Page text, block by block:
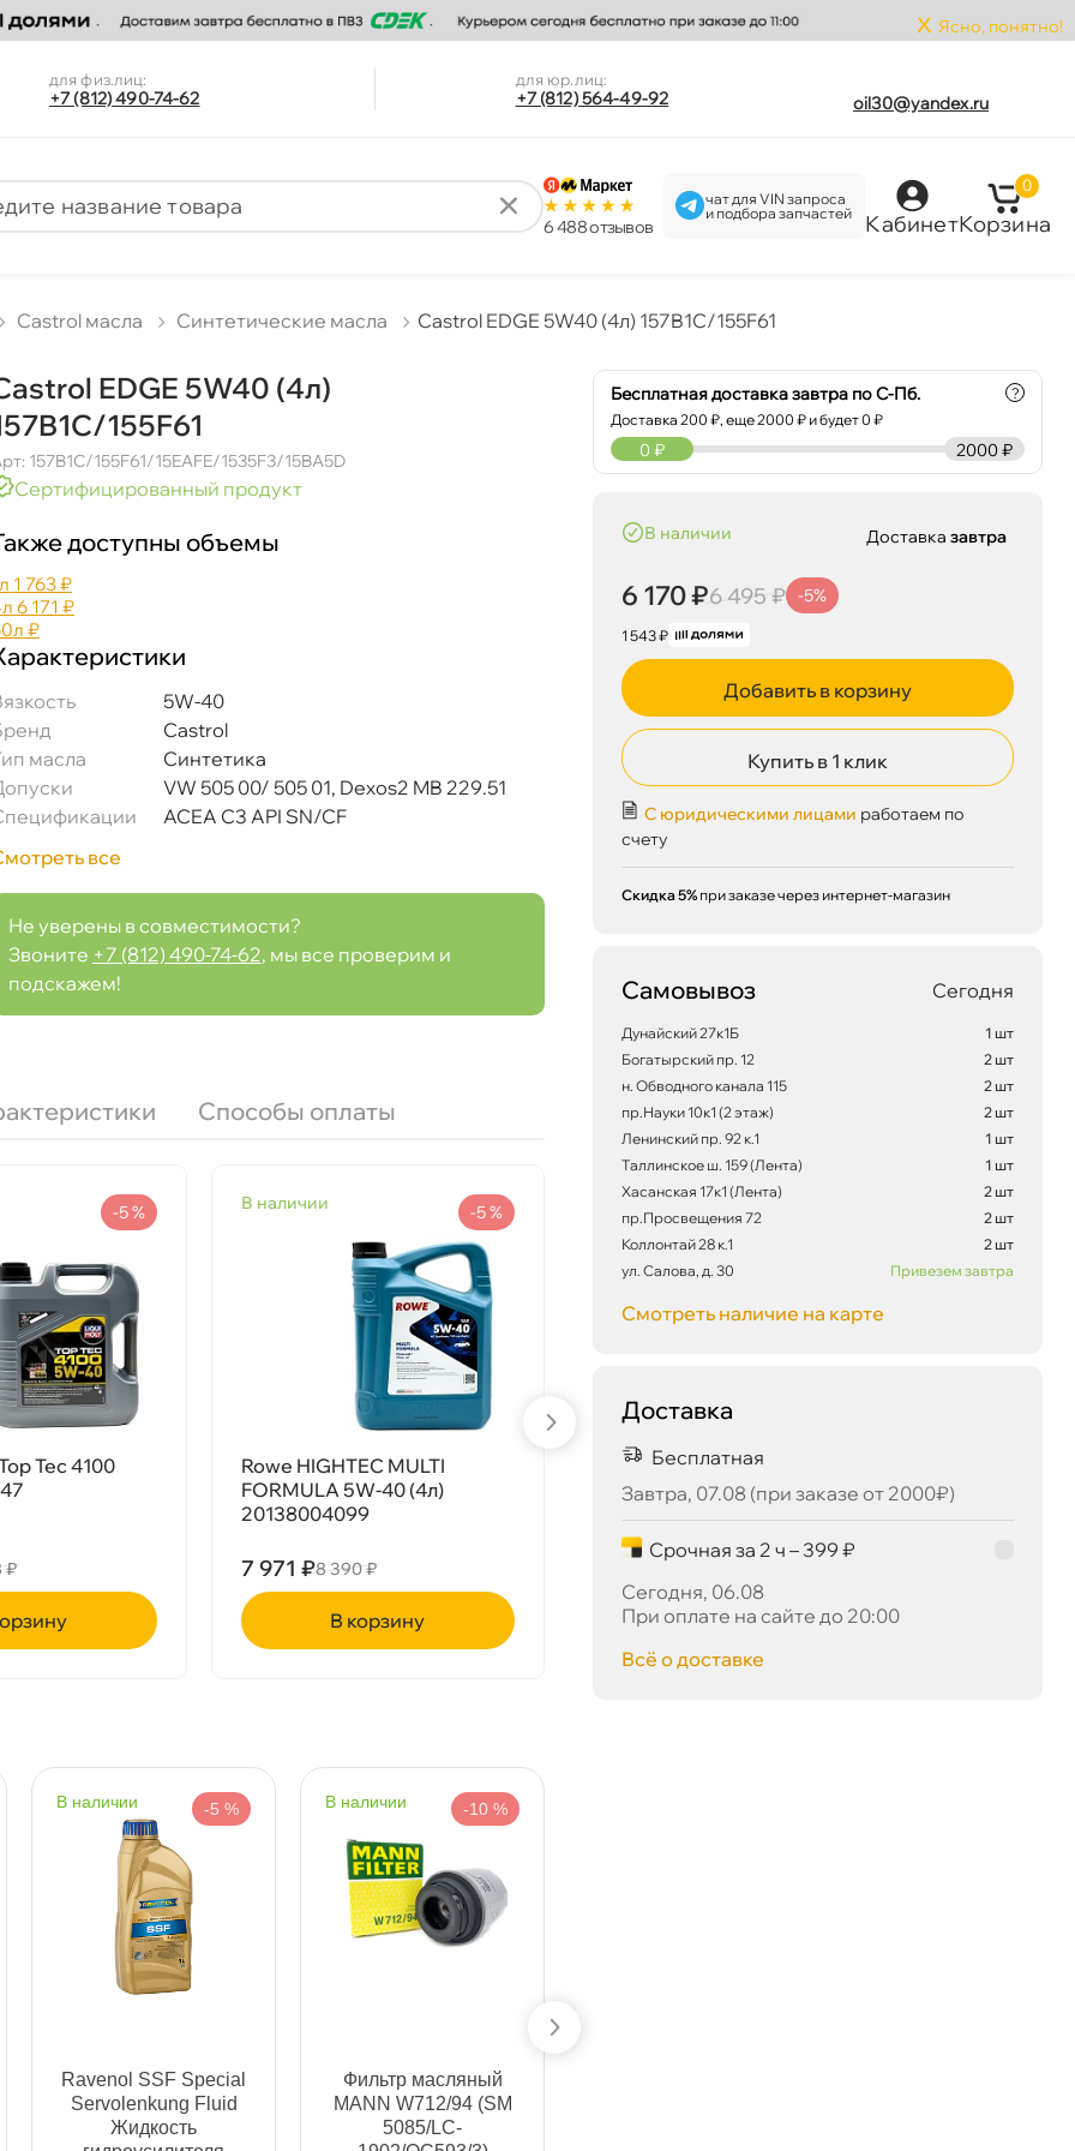
x Ясно, понятно!
для физ.лиц:
+7 (812) 490-74-62
для юр.лиц:
+7 (812) 564-49-92 oil30@yandex.ru
6 488 отзыво
чат для VIN запроса
и подбора запчастей
Кабинет
0
Корзина
Castrol масла Синтетические масла Castrol EDGE 5W40 (4л) 157B1C/155F61
EDGE 5W40 (4л)
155F61
157B1C/155F61/15EAFE/1535F3/15BA5D
Сертифицированный продукт
доступны объемы
1 763 ₽
6 171 ₽
₽
5W-40
Castrol
масла
Синтетика
VW 505 00/ 505 01, Dexos2 MB 229.51
ACEA C3 API SN/CF
все
Не уверены в совместимости?
Звоните +7 (812) 490-74-62, мы все проверим и
подскажем!
Способы оплаты
Tec 4100
-5 %
₽
Rowe HIGHTEC MULTI
FORMULA 5W-40 (4л)
20138004099
наличии
7 971 ₽
-5 %
8 390 ₽
корзину
MOTUL 8100 X-Clean gen2
5W-40 4л 112119
наличии
7 776 ₽
корзину
наличии -5 %
Ravenol SSF Special
Servolenkung Fluid
Жидкость
наличии -10 %
Фильтр масляный
MANN W712/94 (SM
5085/LC-
Бесплатная доставка завтра по С-Пб.
Доставка200 ₽, еще2000 ₽ и будет 0 ₽
?
2000 ₽
0 ₽
наличии
6 170 ₽6 495 ₽ -5%
1 543 ₽
Доставказавтра
Добавить в корзину
Купить в 1 клик
С юридическими лицами работаем по
счету
Скидка 5% при заказе через интернет-магазин
Самовывоз Сегодня
Дунайский 27к1Б
1 шт
Богатырский пр. 12
2 шт
н. Обводного канала 115
2 шт
пр.Науки 10к1 (2 этаж)
2 шт
Ленинский пр. 92 к.1
1 шт
Таллинское ш. 159 (Лента)
1 шт
Хасанская 17к1 (Лента)
2 шт
пр.Просвещения 72
2 шт
Коллонтай 28 к.1
2 шт
ул. Салова, д. 30
Привезем завтра
Смотреть наличие на карте
Доставка
Бесплатная
Завтра, 07.08 (при заказе от 2000₽)
Срочная за 2 ч – 399 ₽
Сегодня, 06.08
При оплате на сайте до 20:00
сё о доставке
6 170 ₽6 495 ₽
07.08 (при заказе от 2000₽) Срочная за 2 ч – 399 ₽